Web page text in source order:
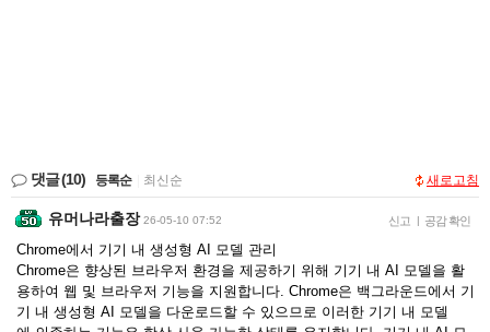
댓글(10) 등록순 최신순 새로고침
유머나라출장 26-05-10 07:52 신고 | 공감 확인
Chrome에서 기기 내 생성형 AI 모델 관리
Chrome은 향상된 브라우저 환경을 제공하기 위해 기기 내 AI 모델을 활
용하여 웹 및 브라우저 기능을 지원합니다. Chrome은 백그라운드에서 기
기 내 생성형 AI 모델을 다운로드할 수 있으므로 이러한 기기 내 모델